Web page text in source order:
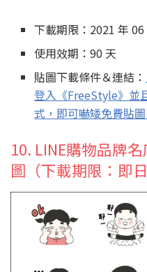
下載期限：2021 年 06
使用效期：90 天
貼圖下載條件＆連結：
登入《FreeStyle》並
式，即可嚇矮免費貼圖
10. LINE購物品牌
圖（下載期限：即